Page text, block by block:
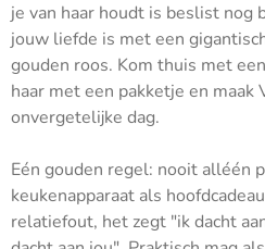
je van haar houdt is beslist nog
jouw liefde is met een
gouden roos. Kom thuis met
haar met een pakketje en maak
onvergetelijke dag.
Eén gouden regel: nooit alléén
keukenapparaat als
relatiefout, het zegt "ik dacht